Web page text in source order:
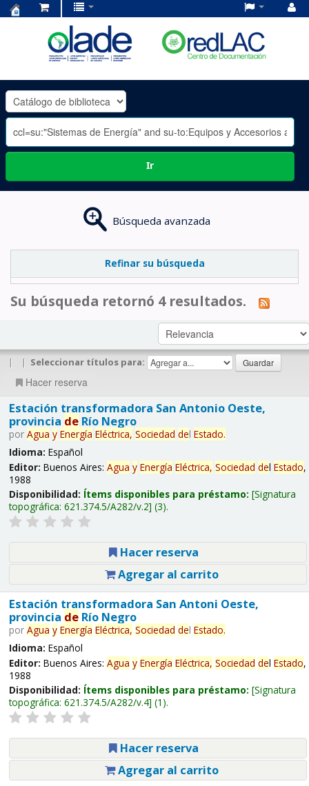
OLADE
-
Ir
Búsqueda avanzada
Refinar su búsqueda
Su búsqueda retornó 4 resultados.
| | Seleccionar títulos para:
Hacer reserva
Estación transformadora San Antonio Oeste,
provincia deRío Negro
por Agua y Energía Eléctrica, Sociedad del Estado.
Idioma: Español
Editor: Buenos Aires: Agua y Energía Eléctrica, Sociedad del Estado,
1988
Disponibilidad: Ítems disponibles para préstamo: Signatura
topográfica: 621.374.5/A282/v.2 (3).
Hacer reserva
Agregar al carrito
Estación transformadora San Antoni Oeste,
provincia deRío Negro
por Agua y Energía Eléctrica, Sociedad del Estado.
Idioma: Español
Editor: Buenos Aires: Agua y Energía Eléctrica, Sociedad del Estado,
1988
Disponibilidad: Ítems disponibles para préstamo: Signatura
topográfica: 621.374.5/A282/v.4 (1).
Hacer reserva
Agregar al carrito